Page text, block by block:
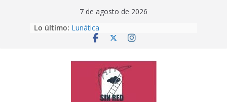
7 de agosto de 2026
Lo último: Lunática
Pero, hasta entonces…
‘La broma infinita’ de recomendar
lecturas veraniegas
Otra del Mundial